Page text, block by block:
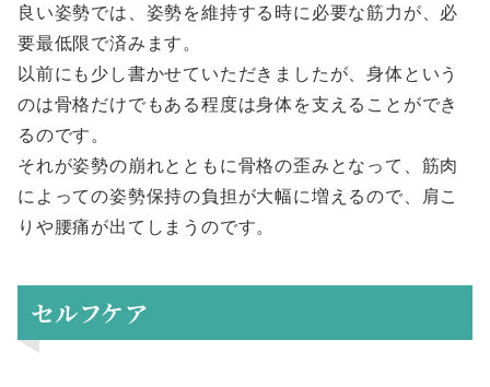
良い姿勢では、姿勢を維持する時に必要な筋力が、必
要最低限で済みます。
以前にも少し書かせていただきましたが、身体という
のは骨格だけでもある程度は身体を支えることができ
るのです。
それが姿勢の崩れとともに骨格の歪みとなって、筋肉
によっての姿勢保持の負担が大幅に増えるので、肩こ
りや腰痛が出てしまうのです。
セルフケア